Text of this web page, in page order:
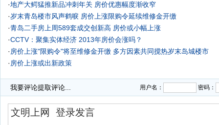
·地产大鳄猛推新品冲刺年关 房价优惠幅度渐收窄
·岁末青岛楼市风声鹤唳 房价上涨限购令延续维修金开缴
·青岛二手房上周589套成交创新高 房价或小幅上涨
·CCTV：聚集实体经济 2013年房价会涨吗？
· 房价上涨"限购令"将至维修金开缴 多方因素共同搅热岁末岛城楼市
· 房价上涨或出新政策
我要评论提取评论... 用户名： 密码：